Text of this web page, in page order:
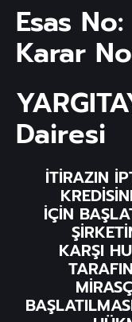
Esas
Karar
Dairesi
İTİRAZIN
İÇİN
KARŞI